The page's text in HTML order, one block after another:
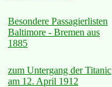
Besondere Passagierlisten
Baltimore - Bremen aus
1885
zum Untergang der Titanic
am 12. April 1912